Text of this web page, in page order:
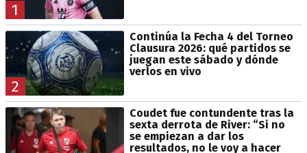
1
2
Continúa la Fecha 4 del Torneo
Clausura 2026: qué partidos se
juegan este sábado y dónde
verlos en vivo
Coudet fue contundente tras la
sexta derrota de River: “Si no
se empiezan a dar los
resultados, no le voy a hacer